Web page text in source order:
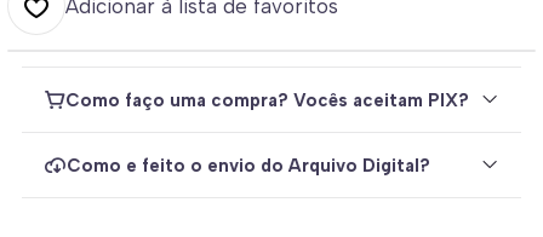
Adicionar à lista de favoritos
Como faço uma compra? Vocês aceitam PIX?
Como e feito o envio do Arquivo Digital?